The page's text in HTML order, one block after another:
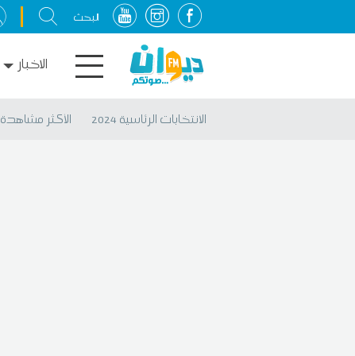
الاخبار
الانتخابات الرئاسية 2024 الأكثر مشاهدة